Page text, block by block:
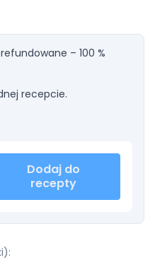
– 100 %
recepcie.
Dodaj do
recepty